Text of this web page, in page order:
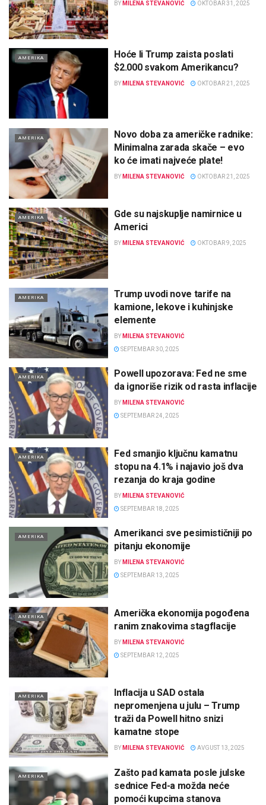
BY MILENA STEVANOVIĆ OKTOBAR 31, 2025
AMERIKA
Hoće li Trump zaista poslati
$2.000 svakom Amerikancu?
BY MILENA STEVANOVIĆ OKTOBAR 21, 2025
AMERIKA
Novo doba za američke radnike:
Minimalna zarada skače – evo
ko će imati najveće plate!
BY MILENA STEVANOVIĆ OKTOBAR 21, 2025
AMERIKA
Gde su najskuplje namirnice u
Americi
BY MILENA STEVANOVIĆ OKTOBAR 9, 2025
AMERIKA
Trump uvodi nove tarife na
kamione, lekove i kuhinjske
elemente
BY MILENA STEVANOVIĆ
SEPTEMBAR 30, 2025
AMERIKA
Powell upozorava: Fed ne sme
da ignoriše rizik od rasta inflacije
BY MILENA STEVANOVIĆ
SEPTEMBAR 24, 2025
AMERIKA
Fed smanjio ključnu kamatnu
stopu na 4.1% i najavio još dva
rezanja do kraja godine
BY MILENA STEVANOVIĆ
SEPTEMBAR 18, 2025
AMERIKA
Amerikanci sve pesimističniji po
pitanju ekonomije
BY MILENA STEVANOVIĆ
SEPTEMBAR 13, 2025
AMERIKA
Američka ekonomija pogođena
ranim znakovima stagflacije
BY MILENA STEVANOVIĆ
SEPTEMBAR 12, 2025
AMERIKA
Inflacija u SAD ostala
nepromenjena u julu – Trump
traži da Powell hitno snizi
kamatne stope
BY MILENA STEVANOVIĆ AVGUST 13, 2025
AMERIKA
Zašto pad kamata posle julske
sednice Fed-a možda neće
pomoći kupcima stanova